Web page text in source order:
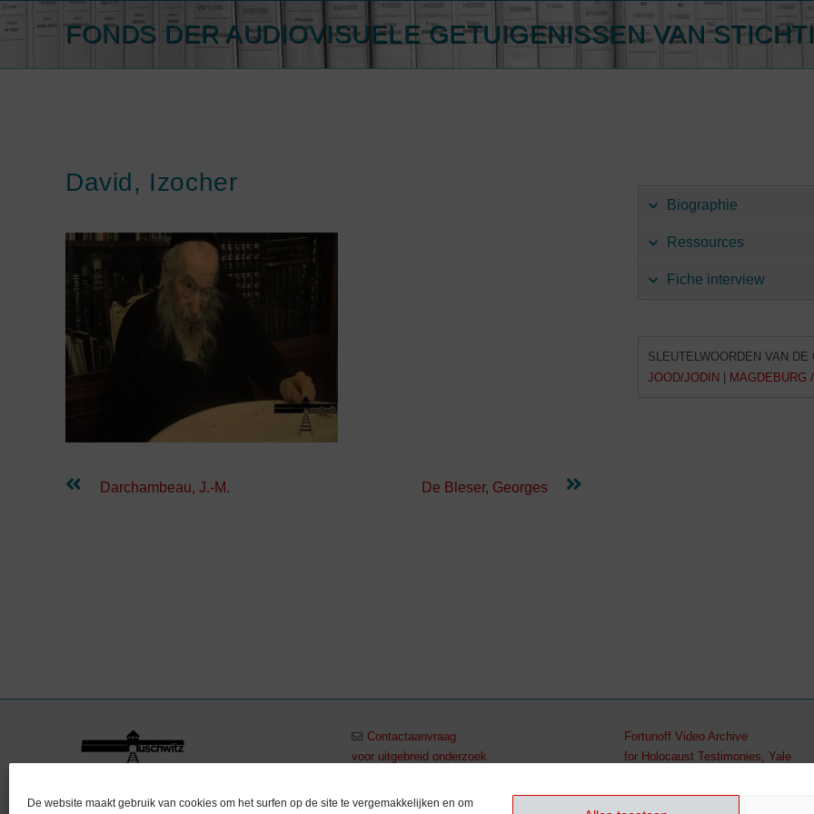
De website maakt gebruik van cookies om het surfen op de site te vergemakkelijken en om
Spring
naar
FONDS DER AUDIOVISUELE GETUIGENISSEN VAN
David, Izocher
Lees
verderDarchambeau, J.-M. De Bleser, Georges
Biographie
Ressources
Fiche interview
SLEUTELWOORDEN VAN DE
JOOD/JODIN
MAGDEBURG
vzw Auschwitz in Gedachtenis
Contactaanvraag
voor uitgebreid onderzoek
Fortunoff Video Archive
for Holocaust Testimonies, Yale